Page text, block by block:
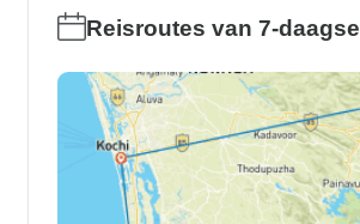
Reisroutes van 7-daagse